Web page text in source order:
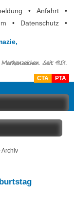
• Anfahrt
•
• Datenschutz •
Seit 1951.
CTA PTA
Archiv